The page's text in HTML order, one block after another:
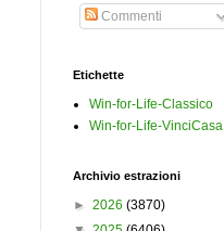
Commenti
Etichette
Win-for-Life-Classico
Win-for-Life-VinciCasa
Archivio estrazioni
► 2026 (3870)